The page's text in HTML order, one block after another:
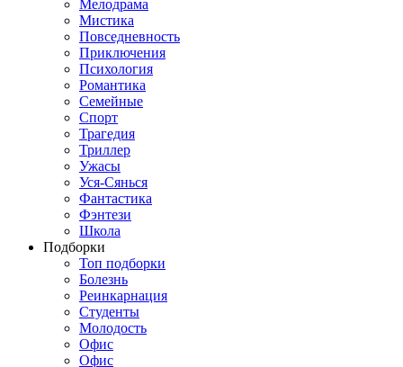
Мелодрама
Мистика
Повседневность
Приключения
Психология
Романтика
Семейные
Спорт
Трагедия
Триллер
Ужасы
Уся-Сянься
Фантастика
Фэнтези
Школа
Подборки
Топ подборки
Болезнь
Реинкарнация
Студенты
Молодость
Офис
Офис